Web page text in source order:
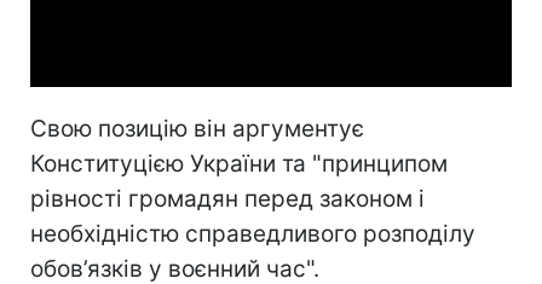
Свою позицію він аргументує
Конституцією України та "принципом
рівності громадян перед законом і
необхідністю справедливого розподілу
обов’язків у воєнний час".